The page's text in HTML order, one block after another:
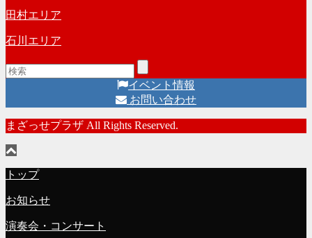
田村エリア
石川エリア
イベント情報
お問い合わせ
まざっせプラザ All Rights Reserved.
トップ
お知らせ
演奏会・コンサート